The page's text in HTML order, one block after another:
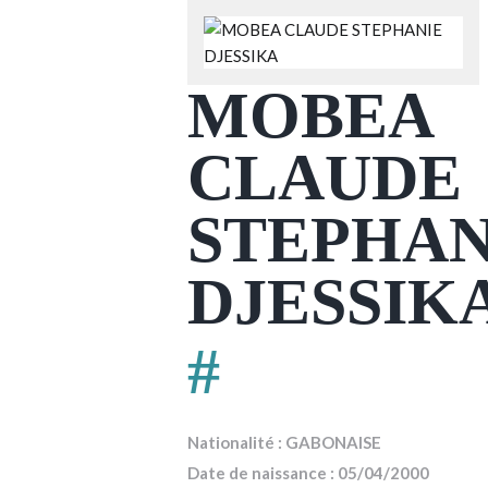
MOBEA
CLAUDE
#
Nationalité : GABONAISE
Date de naissance : 05/04/2000